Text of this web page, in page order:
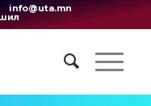
info@uta.mn